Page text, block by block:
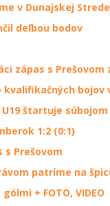
v Dunajskej Strede
deľbou bodov
zápas s Prešovom
bojov
štartuje
1:2 (0:1)
s Prešovom
patríme na
+ FOTO, VIDEO